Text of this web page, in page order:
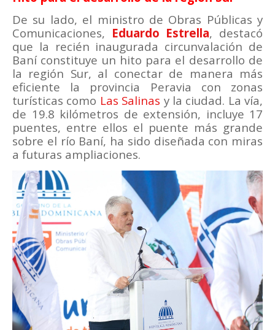
De su lado, el ministro de Obras Públicas y
Comunicaciones, Eduardo Estrella, destacó
que la recién inaugurada circunvalación de
Baní constituye un hito para el desarrollo de
la región Sur, al conectar de manera más
eficiente la provincia Peravia con zonas
turísticas como Las Salinas y la ciudad. La vía,
de 19.8 kilómetros de extensión, incluye 17
puentes, entre ellos el puente más grande
sobre el río Baní, ha sido diseñada con miras
a futuras ampliaciones.